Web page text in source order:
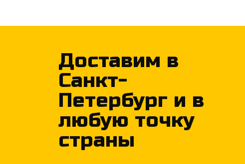
Доставим в
Санкт-
Петербург и в
любую точку
страны